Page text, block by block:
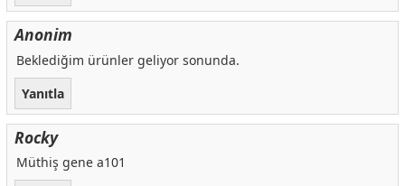
Anonim
Beklediğim ürünler geliyor sonunda.
Yanıtla
Rocky
Müthiş gene a101